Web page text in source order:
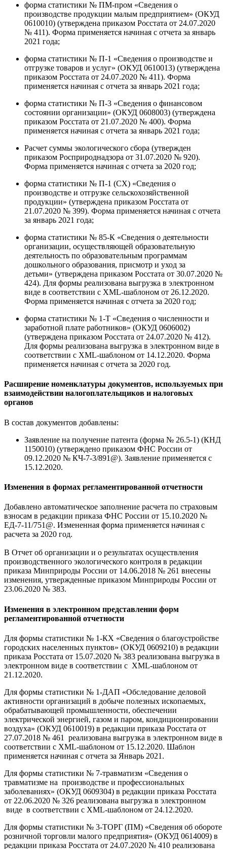
форма статистики № ПМ-пром «Сведения о
производстве продукции малым предприятием» (ОКУД
0610010) (утверждена приказом Росстата от 24.07.2020
№ 411). Форма применяется начиная с отчета за январь
2021 года;
форма статистики № П-1 «Сведения о производстве и
отгрузке товаров и услуг» (ОКУД 0610013) (утверждена
приказом Росстата от 24.07.2020 № 411). Форма
применяется начиная с отчета за январь 2021 года;
форма статистики № П-3 «Сведения о финансовом
состоянии организации» (ОКУД 0608003) (утверждена
приказом Росстата от 21.07.2020 № 400). Форма
применяется начиная с отчета за январь 2021 года;
Расчет суммы экологического сбора (утвержден
приказом Росприроднадзора от 31.07.2020 № 920).
Форма применяется начиная с отчета за 2020 год;
форма статистики № П-1 (СХ) «Сведения о
производстве и отгрузке сельскохозяйственной
продукции» (утверждена приказом Росстата от
21.07.2020 № 399). Форма применяется начиная с отчета
за январь 2021 года;
форма статистики № 85-К «Сведения о деятельности
организации, осуществляющей образовательную
деятельность по образовательным программам
дошкольного образования, присмотр и уход за
детьми» (утверждена приказом Росстата от 30.07.2020 №
424). Для формы реализована выгрузка в электронном
виде в соответствии с XML-шаблоном от 26.12.2020.
Форма применяется начиная с отчета за 2020 год;
форма статистики № 1-Т «Сведения о численности и
заработной плате работников» (ОКУД 0606002)
(утверждена приказом Росстата от 24.07.2020 № 412).
Для формы реализована выгрузка в электронном виде в
соответствии с XML-шаблоном от 14.12.2020. Форма
применяется начиная с отчета за 2020 год.
Расширение номенклатуры документов, используемых при
взаимодействии налогоплательщиков и налоговых
органов
В состав документов добавлены:
Заявление на получение патента (форма № 26.5-1) (КНД
1150010) (утверждено приказом ФНС России от
09.12.2020 № КЧ-7-3/891@). Заявление применяется с
15.12.2020.
Изменения в формах регламентированной отчетности
Добавлено автоматическое заполнение расчета по страховым
взносам в редакции приказа ФНС России от 15.10.2020 №
ЕД-7-11/751@. Измененная форма применяется начиная с
расчета за 2020 год.
В Отчет об организации и о результатах осуществления
производственного экологического контроля в редакции
приказа Минприроды России от 14.06.2018 № 261 внесены
изменения, утвержденные приказом Минприроды России от
23.06.2020 № 383.
Изменения в электронном представлении форм
регламентированной отчетности
Для формы статистики № 1-КХ «Сведения о благоустройстве
городских населенных пунктов» (ОКУД 0609210) в редакции
приказа Росстата от 15.07.2020 № 383 реализована выгрузка в
электронном виде в соответствии с XML-шаблоном от
21.12.2020.
Для формы статистики № 1-ДАП «Обследование деловой
активности организаций в добыче полезных ископаемых,
обрабатывающей промышленности, обеспечении
электрической энергией, газом и паром, кондиционировании
воздуха» (ОКУД 0610019) в редакции приказа Росстата от
27.07.2018 № 461 реализована выгрузка в электронном виде в
соответствии с XML-шаблоном от 15.12.2020. Шаблон
применяется начиная с отчета за Январь 2021.
Для формы статистики № 7-травматизм «Сведения о
травматизме на производстве и профессиональных
заболеваниях» (ОКУД 0609304) в редакции приказа Росстата
от 22.06.2020 № 326 реализована выгрузка в электронном
виде в соответствии с XML-шаблоном от 24.12.2020.
Для формы статистики № 3-ТОРГ (ПМ) «Сведения об обороте
розничной торговли малого предприятия» (ОКУД 0614009) в
редакции приказа Росстата от 24.07.2020 № 410 реализована